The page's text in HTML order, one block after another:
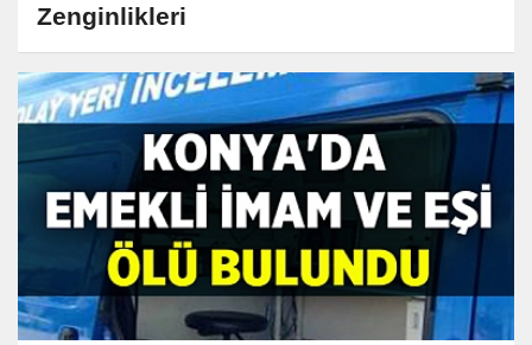
Zenginlikleri